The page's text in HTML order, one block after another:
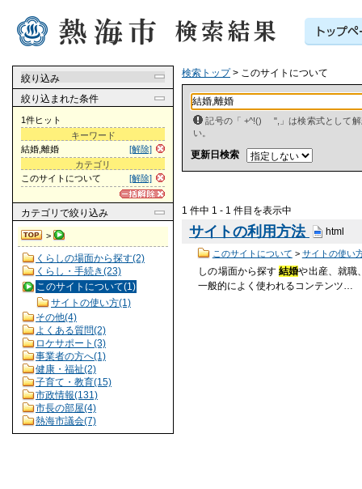
絞り込み
絞り込まれた条件
1件ヒット
キーワード
[解除]
結婚,離婚
カテゴリ
[解除]
このサイトについて
カテゴリ で絞り込み
>
くらしの場面から探す(2)
くらし・手続き(23)
このサイトについて(1)
サイトの使い方(1)
その他(4)
よくある質問(2)
ロケサポート(3)
事業者の方へ(1)
健康・福祉(2)
子育て・教育(15)
市政情報(131)
市長の部屋(4)
熱海市議会(7)
検索トップ> このサイトについて
記号の「 +^!() ",」は検索式として解
い。
更新日検索
1 件中 1 - 1 件目を表示中
サイトの利用方法 html
このサイトについて > サイトの使い
しの場面から探す結婚や出産、就職
一般的によく使われるコンテンツ…